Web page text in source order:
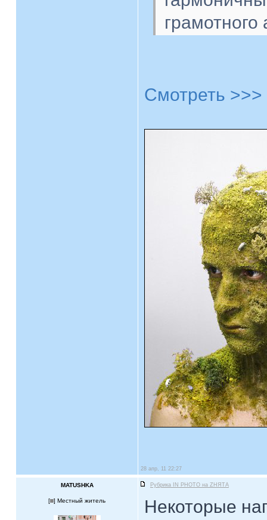
Смотреть >>>
28 апр, 11 22:27
MATUSHKA Рубрика IN PHOTO на ZНЯТА
[ ] Местный житель Некоторые